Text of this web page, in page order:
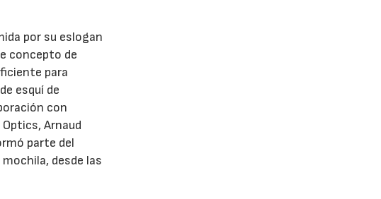
por su eslogan
concepto de
para
esquí de
con
Arnaud
parte del
desde las